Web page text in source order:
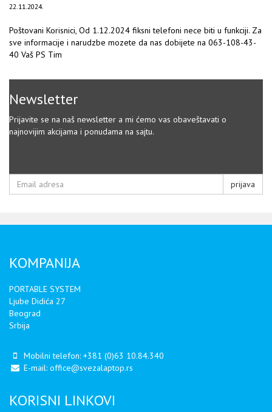
22.11.2024.
Poštovani Korisnici, Od 1.12.2024 fiksni telefoni nece biti u funkciji. Za
sve informacije i narudzbe mozete da nas dobijete na 063-108-43-
40 Vaš PS Tim
Newsletter
Prijavite se na naš newsletter a mi ćemo vas obaveštavati o
najnovijim akcijama i ponudama na sajtu.
prijava
KOMPANIJA
PORTABLE SYSTEM
Ljube Didića 27
Beograd
Srbija
Mobilni telefon: +381 (0)63 10.84.340
E-mail: office@svezalaptop.rs
KORISNI LINKOVI